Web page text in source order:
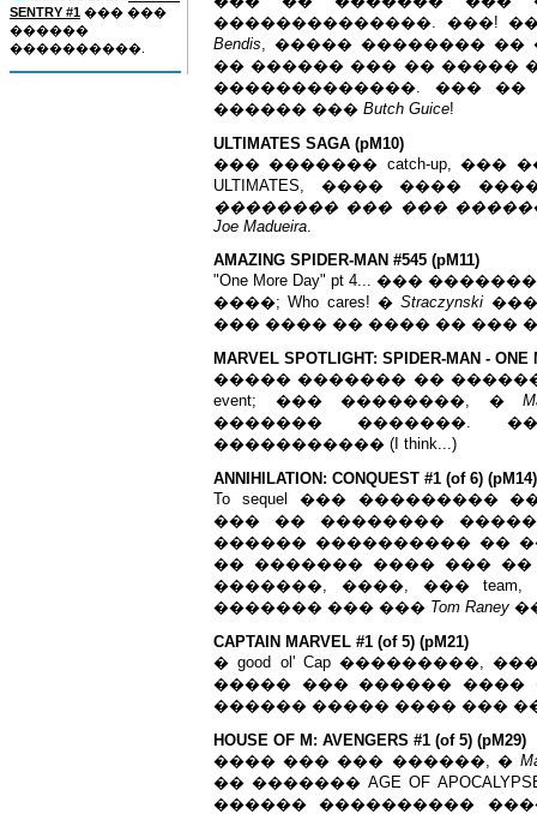
SENTRY #1 ��� ���
������
����������.
��������������. ���!
Bendis, ����� �������� ��
�� ������ ��� �� �����
�������������. ��� ��
������ ��� Butch Guice!
ULTIMATES SAGA (pM10)
��� ������� catch-up, ���
ULTIMATES, ���� ����
�������� ��� ��� ������"
Joe Madueira.
AMAZING SPIDER-MAN #545 (pM11)
"One More Day" pt 4... ���
����; Who cares! �Straczynski
��� ���� �� ���� �� ���
MARVEL SPOTLIGHT: SPIDER-MAN - ONE
����� ������� �� ������
event; ��� ��������, �
������� �������.
����������� (I think...)
ANNIHILATION: CONQUEST #1 (of 6) (pM14)
To sequel ��� ���������
��� �� ��������
������ ���������� �� ��
�� ������� ���� ��� ��
�������, ����, ���
������� ��� ��� Tom Raney
CAPTAIN MARVEL #1 (of 5) (pM21)
� good ol' Cap ���������,
����� ��� ������ ����
������ ����� ���� ���
HOUSE OF M: AVENGERS #1 (of 5) (pM29)
���� ��� ��� ������, �
�� ������� AGE OF
������ ����������